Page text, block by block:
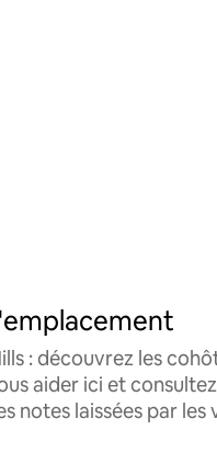
: découvrez les
aider ici et
notes laissées par les